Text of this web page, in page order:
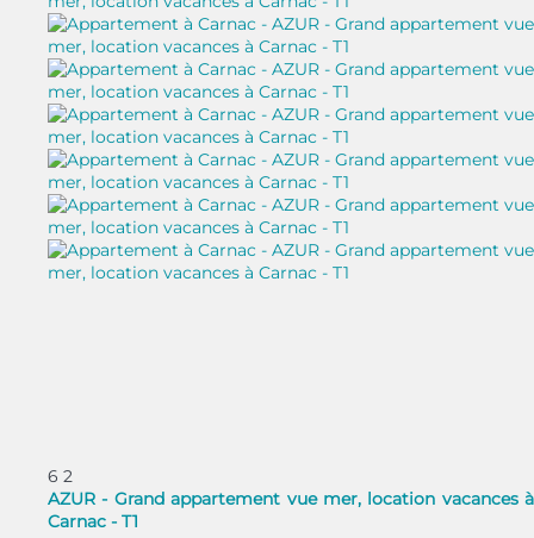
6 2
AZUR - Grand appartement vue mer, location vacances à
Carnac - T1